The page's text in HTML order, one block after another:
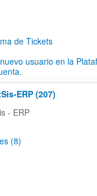
de Tickets
usuario en la
ERP (207)
- ERP
(8)